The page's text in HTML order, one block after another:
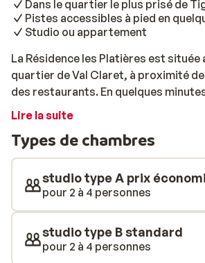
Dans le quartier le plus prisé de
Pistes accessibles à pied en
Studio ou appartement
La Résidence les Platières est
quartier de Val Claret, à proximité
des restaurants. En quelques
atteignez les pistes. Vous pouvez
décorés de façon traditionnelle. Val
quartier le plus prisé de Tignes, où
meilleurs restaurants et bars.
Lire la suite
Types de chambres
studio type A prix
pour 2 à 4 personnes
studio type B standard
pour 2 à 4 personnes